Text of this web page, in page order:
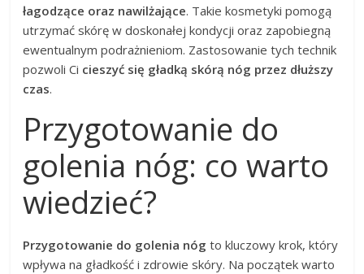
łagodzące oraz nawilżające. Takie kosmetyki pomogą
utrzymać skórę w doskonałej kondycji oraz zapobiegną
ewentualnym podrażnieniom. Zastosowanie tych technik
pozwoli Ci cieszyć się gładką skórą nóg przez dłuższy
czas.
Przygotowanie do
golenia nóg: co warto
wiedzieć?
Przygotowanie do golenia nóg to kluczowy krok, który
wpływa na gładkość i zdrowie skóry. Na początek warto